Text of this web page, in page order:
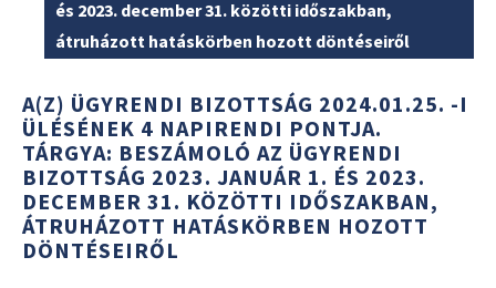
és 2023. december 31. közötti időszakban,
átruházott hatáskörben hozott döntéseiről
A(Z) ÜGYRENDI BIZOTTSÁG 2024.01.25. -I
ÜLÉSÉNEK 4 NAPIRENDI PONTJA.
TÁRGYA: BESZÁMOLÓ AZ ÜGYRENDI
BIZOTTSÁG 2023. JANUÁR 1. ÉS 2023.
DECEMBER 31. KÖZÖTTI IDŐSZAKBAN,
ÁTRUHÁZOTT HATÁSKÖRBEN HOZOTT
DÖNTÉSEIRŐL